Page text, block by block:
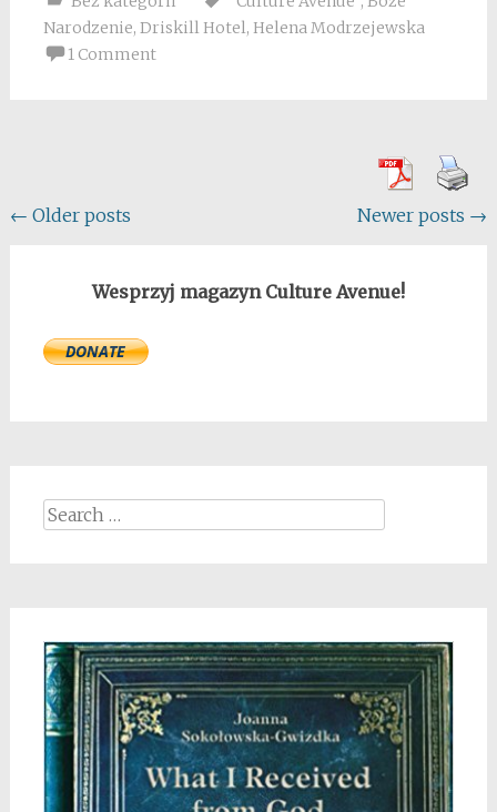
Narodzenie, Driskill Hotel, Helena Modrzejewska
1 Comment
Posts
← Older posts Newer posts →
Wesprzyj magazyn Culture Avenue!
Search
for: